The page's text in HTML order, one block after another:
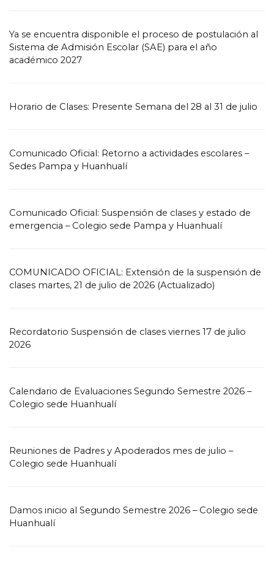
Ya se encuentra disponible el proceso de postulación al
Sistema de Admisión Escolar (SAE) para el año
académico 2027
Horario de Clases: Presente Semana del 28 al 31 de julio
Comunicado Oficial: Retorno a actividades escolares –
Sedes Pampa y Huanhualí
Comunicado Oficial: Suspensión de clases y estado de
emergencia – Colegio sede Pampa y Huanhualí
COMUNICADO OFICIAL: Extensión de la suspensión de
clases martes, 21 de julio de 2026 (Actualizado)
Recordatorio Suspensión de clases viernes 17 de julio
2026
Calendario de Evaluaciones Segundo Semestre 2026 –
Colegio sede Huanhualí
Reuniones de Padres y Apoderados mes de julio –
Colegio sede Huanhualí
Damos inicio al Segundo Semestre 2026 – Colegio sede
Huanhualí